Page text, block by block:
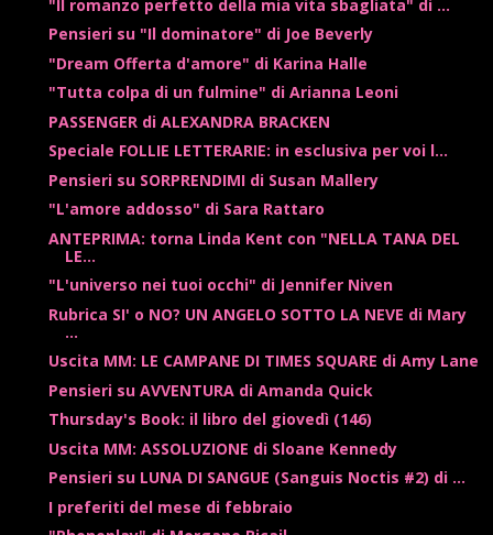
"Il romanzo perfetto della mia vita sbagliata" di ...
Pensieri su "Il dominatore" di Joe Beverly
"Dream Offerta d'amore" di Karina Halle
"Tutta colpa di un fulmine" di Arianna Leoni
PASSENGER di ALEXANDRA BRACKEN
Speciale FOLLIE LETTERARIE: in esclusiva per voi l...
Pensieri su SORPRENDIMI di Susan Mallery
"L'amore addosso" di Sara Rattaro
ANTEPRIMA: torna Linda Kent con "NELLA TANA DEL
LE...
"L'universo nei tuoi occhi" di Jennifer Niven
Rubrica SI' o NO? UN ANGELO SOTTO LA NEVE di Mary
...
Uscita MM: LE CAMPANE DI TIMES SQUARE di Amy Lane
Pensieri su AVVENTURA di Amanda Quick
Thursday's Book: il libro del giovedì (146)
Uscita MM: ASSOLUZIONE di Sloane Kennedy
Pensieri su LUNA DI SANGUE (Sanguis Noctis #2) di ...
I preferiti del mese di febbraio